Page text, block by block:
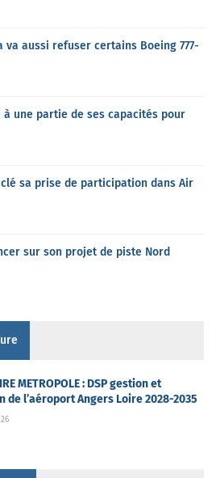
va aussi refuser certains Boeing 777-
une partie de ses capacités pour
sa prise de participation dans Air
sur son projet de piste Nord
METROPOLE : DSP gestion et
de l’aéroport Angers Loire 2028-2035